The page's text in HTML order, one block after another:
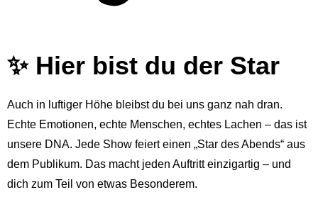
✨ Hier bist du der Star
Auch in luftiger Höhe bleibst du bei uns ganz nah dran.
Echte Emotionen, echte Menschen, echtes Lachen – das ist
unsere DNA. Jede Show feiert einen „Star des Abends“ aus
dem Publikum. Das macht jeden Auftritt einzigartig – und
dich zum Teil von etwas Besonderem.